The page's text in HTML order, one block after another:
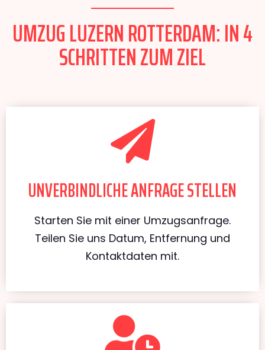
UMZUG LUZERN ROTTERDAM: IN 4
SCHRITTEN ZUM ZIEL
UNVERBINDLICHE ANFRAGE STELLEN
Starten Sie mit einer Umzugsanfrage.
Teilen Sie uns Datum, Entfernung und
Kontaktdaten mit.